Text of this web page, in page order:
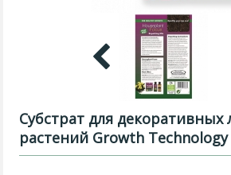
Субстрат для декоративных
растений Growth